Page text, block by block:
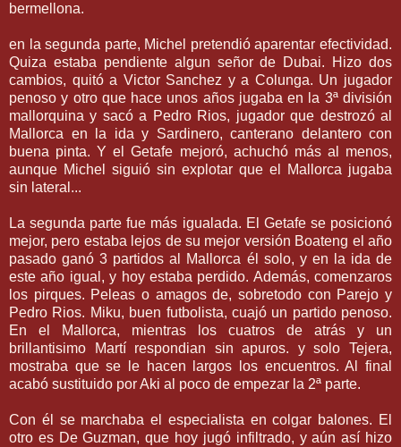
bermellona.
en la segunda parte, Michel pretendió aparentar efectividad.
Quiza estaba pendiente algun señor de Dubai. Hizo dos
cambios, quitó a Victor Sanchez y a Colunga. Un jugador
penoso y otro que hace unos años jugaba en la 3ª división
mallorquina y sacó a Pedro Rios, jugador que destrozó al
Mallorca en la ida y Sardinero, canterano delantero con
buena pinta. Y el Getafe mejoró, achuchó más al menos,
aunque Michel siguió sin explotar que el Mallorca jugaba
sin lateral...
La segunda parte fue más igualada. El Getafe se posicionó
mejor, pero estaba lejos de su mejor versión Boateng el año
pasado ganó 3 partidos al Mallorca él solo, y en la ida de
este año igual, y hoy estaba perdido. Además, comenzaros
los pirques. Peleas o amagos de, sobretodo con Parejo y
Pedro Rios. Miku, buen futbolista, cuajó un partido penoso.
En el Mallorca, mientras los cuatros de atrás y un
brillantisimo Martí respondian sin apuros. y solo Tejera,
mostraba que se le hacen largos los encuentros. Al final
acabó sustituido por Aki al poco de empezar la 2ª parte.
Con él se marchaba el especialista en colgar balones. El
otro es De Guzman, que hoy jugó infiltrado, y aún así hizo